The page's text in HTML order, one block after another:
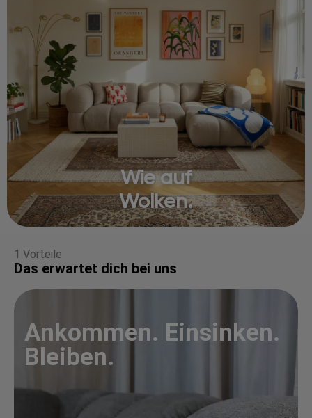
Wie auf
Wolken.
1 Vorteile
Das erwartet dich bei uns
Ankommen. Einsinken.
Bleiben.